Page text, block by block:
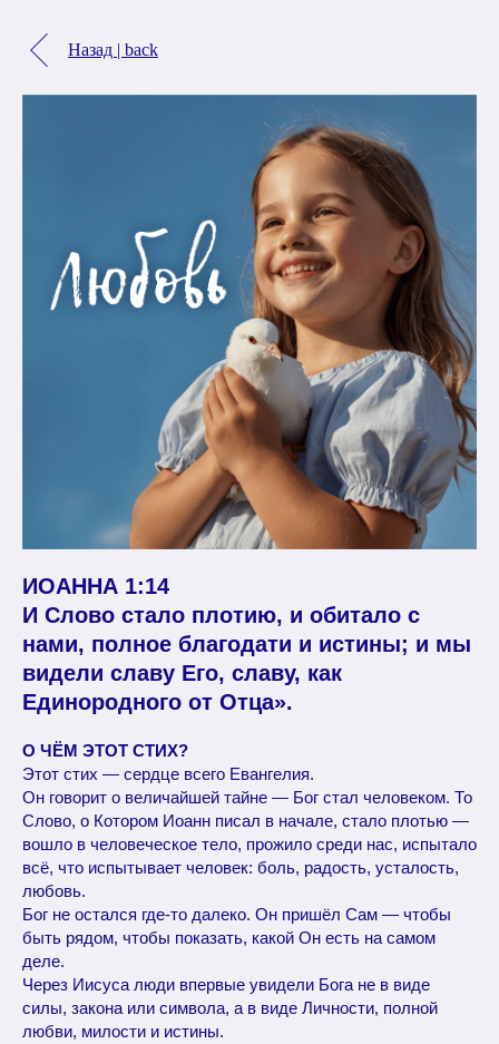
Назад | back
ИОАННА 1:14
И Слово стало плотию, и обитало с
нами, полное благодати и истины; и мы
видели славу Его, славу, как
Единородного от Отца».
О ЧЁМ ЭТОТ СТИХ?
Этот стих — сердце всего Евангелия.
Он говорит о величайшей тайне — Бог стал человеком. То
Слово, о Котором Иоанн писал в начале, стало плотью —
вошло в человеческое тело, прожило среди нас, испытало
всё, что испытывает человек: боль, радость, усталость,
любовь.
Бог не остался где-то далеко. Он пришёл Сам — чтобы
быть рядом, чтобы показать, какой Он есть на самом
деле.
Через Иисуса люди впервые увидели Бога не в виде
силы, закона или символа, а в виде Личности, полной
любви, милости и истины.